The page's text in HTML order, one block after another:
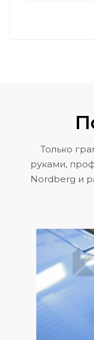
Только
руками,
Nordberg и